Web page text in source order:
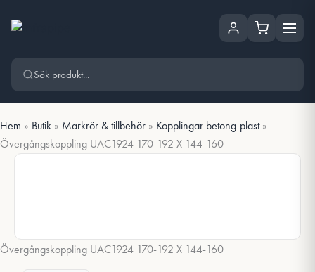
Hem » Butik » Markrör & tillbehör » Kopplingar betong-plast»
Övergångskoppling UAC1924 170-192 X 144-160
Övergångskoppling UAC1924 170-192 X 144-160